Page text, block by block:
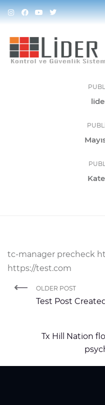
tc-manager precheck
https://test.com
OLDER POST
Test Post
Tx Hill Nation